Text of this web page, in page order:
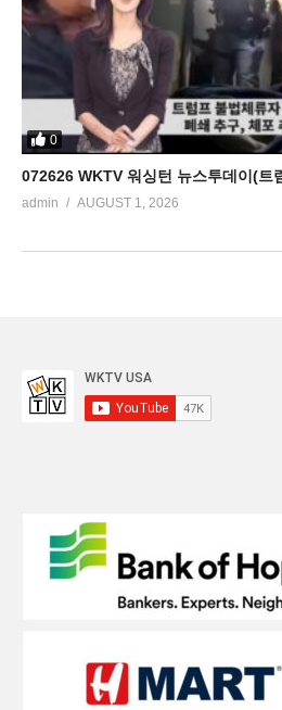
0
072626 WKTV 워싱턴 뉴스투데이(트
admin AUGUST 1, 2026